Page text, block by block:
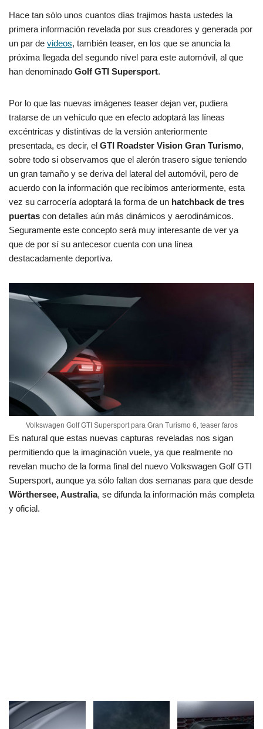
Hace tan sólo unos cuantos días trajimos hasta ustedes la
primera información revelada por sus creadores y generada por
un par de videos, también teaser, en los que se anuncia la
próxima llegada del segundo nivel para este automóvil, al que
han denominado Golf GTI Supersport.
Por lo que las nuevas imágenes teaser dejan ver, pudiera
tratarse de un vehículo que en efecto adoptará las líneas
excéntricas y distintivas de la versión anteriormente
presentada, es decir, el GTI Roadster Vision Gran Turismo,
sobre todo si observamos que el alerón trasero sigue teniendo
un gran tamaño y se deriva del lateral del automóvil, pero de
acuerdo con la información que recibimos anteriormente, esta
vez su carrocería adoptará la forma de un hatchback de tres
puertas con detalles aún más dinámicos y aerodinámicos.
Seguramente este concepto será muy interesante de ver ya
que de por sí su antecesor cuenta con una línea
destacadamente deportiva.
Volkswagen Golf GTI Supersport para Gran Turismo 6, teaser faros
Es natural que estas nuevas capturas reveladas nos sigan
permitiendo que la imaginación vuele, ya que realmente no
revelan mucho de la forma final del nuevo Volkswagen Golf GTI
Supersport, aunque ya sólo faltan dos semanas para que desde
Wörthersee, Australia, se difunda la información más completa
y oficial.